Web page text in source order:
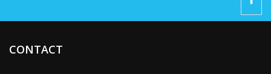
CONTACT